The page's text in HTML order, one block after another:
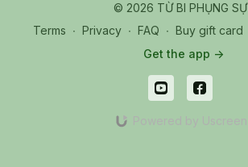
© 2026 TỪ BI PHỤNG SỰ
Terms ∙ Privacy ∙ FAQ ∙ Buy gift card
Get the app ->
Powered by Uscreen